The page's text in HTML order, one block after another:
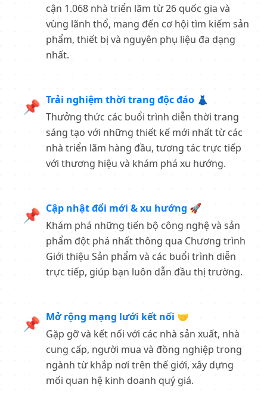
cận 1.068 nhà triển lãm từ 26 quốc gia và
vùng lãnh thổ, mang đến cơ hội tìm kiếm sản
phẩm, thiết bị và nguyên phụ liệu đa dạng
nhất.
📌 Trải nghiệm thời trang độc đáo 👗
Thưởng thức các buổi trình diễn thời trang
sáng tạo với những thiết kế mới nhất từ các
nhà triển lãm hàng đầu, tương tác trực tiếp
với thương hiệu và khám phá xu hướng.
📌 Cập nhật đổi mới & xu hướng 🚀
Khám phá những tiến bộ công nghệ và sản
phẩm đột phá nhất thông qua Chương trình
Giới thiệu Sản phẩm và các buổi trình diễn
trực tiếp, giúp bạn luôn dẫn đầu thị trường.
📌 Mở rộng mạng lưới kết nối 🤝
Gặp gỡ và kết nối với các nhà sản xuất, nhà
cung cấp, người mua và đồng nghiệp trong
ngành từ khắp nơi trên thế giới, xây dựng
mối quan hệ kinh doanh quý giá.